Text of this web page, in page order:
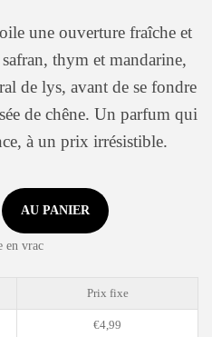
une ouverture fraîche et
thym et mandarine,
de lys, avant de se fondre
de chêne. Un parfum qui
à un prix irrésistible.
AU PANIER
en vrac
Prix fixe
€4,99